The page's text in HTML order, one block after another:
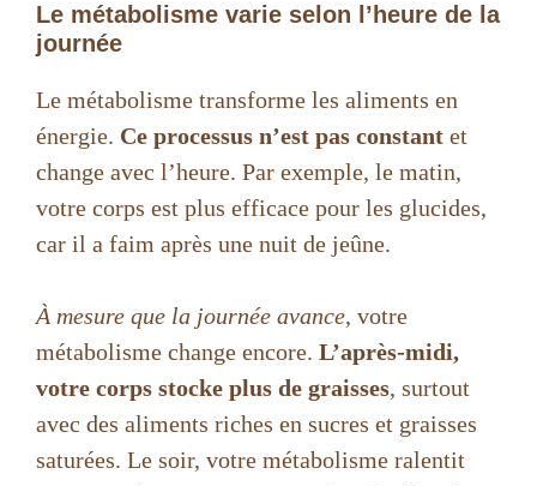
Le métabolisme varie selon l’heure de la
journée
Le métabolisme transforme les aliments en
énergie. Ce processus n’est pas constant et
change avec l’heure. Par exemple, le matin,
votre corps est plus efficace pour les glucides,
car il a faim après une nuit de jeûne.
À mesure que la journée avance, votre
métabolisme change encore. L’après-midi,
votre corps stocke plus de graisses, surtout
avec des aliments riches en sucres et graisses
saturées. Le soir, votre métabolisme ralentit